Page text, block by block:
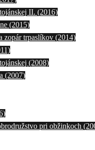
II. (2016)
(2015)
zopár trpaslíkov (2014)
(2008)
(2007)
pri obžinkoch